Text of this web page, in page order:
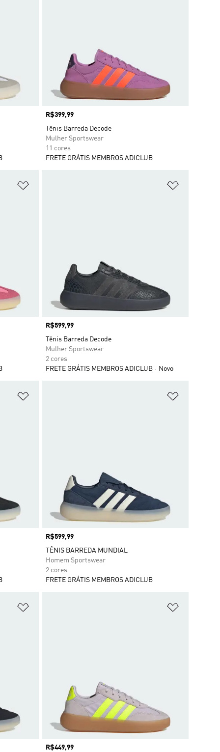
Preço
R$399,99
Tênis Barreda Decode
Mulher Sportswear
11 cores
FRETE GRÁTIS MEMBROS ADICLUB
Preço
R$599,99
Tênis Barreda Decode
Mulher Sportswear
2 cores
FRETE GRÁTIS MEMBROS ADICLUB
Novo
Preço
R$599,99
TÊNIS BARREDA MUNDIAL
Homem Sportswear
2 cores
FRETE GRÁTIS MEMBROS ADICLUB
Preço
R$449,99